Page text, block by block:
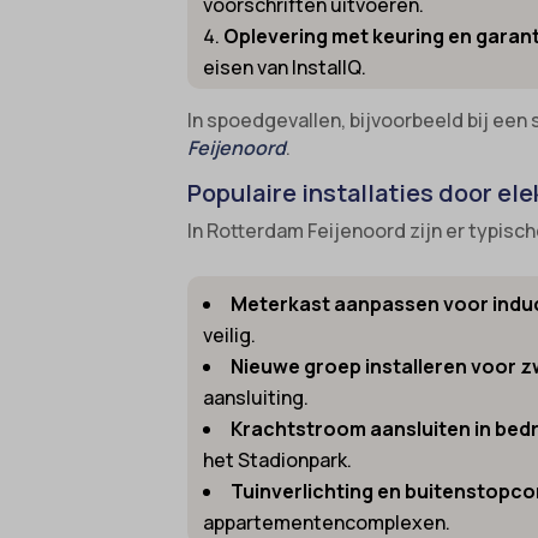
Oplevering met keuring en
eisen van InstallQ.
In spoedgevallen, bijvoorbeeld bij
Feijenoord.
Populaire installaties door
In Rotterdam Feijenoord zijn er
Meterkast aanpassen voor
veilig.
Nieuwe groep installeren voor
aansluiting.
Krachtstroom aansluiten in
het Stadionpark.
Tuinverlichting en
appartementencomplexen.
wp-
cb-
et-
et-